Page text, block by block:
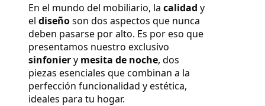
En el mundo del mobiliario, la calidad y
el diseño son dos aspectos que nunca
deben pasarse por alto. Es por eso que
sinfonier y mesita de noche, dos
piezas esenciales que combinan a la
perfección funcionalidad y estética,
ideales para tu hogar.